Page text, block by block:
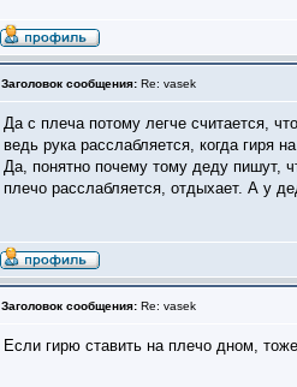
Заголовок сообщения: Re: vasek
Да с плеча потому легче считается,
ведь рука расслабляется, когда гиря
Да, понятно почему тому деду пишут,
плечо расслабляется, отдыхает. А у
Заголовок сообщения: Re: vasek
Если гирю ставить на плечо дном,